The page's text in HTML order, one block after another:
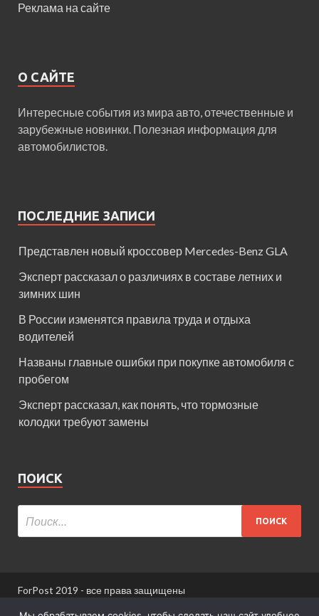
Реклама на сайте
О САЙТЕ
Интересные события из мира авто, отечественные и
зарубежные новинки. Полезная информация для
автомобилистов.
ПОСЛЕДНИЕ ЗАПИСИ
Представлен новый кроссовер Mercedes-Benz GLA
Эксперт рассказал о различиях в составе летних и
зимних шин
В России изменятся правила труда и отдыха
водителей
Названы главные ошибки при покупке автомобиля с
пробегом
Эксперт рассказал, как понять, что тормозные
колодки требуют замены
ПОИСК
ForPost 2019 - все права защищены
При использовании материалов сайта ссылка